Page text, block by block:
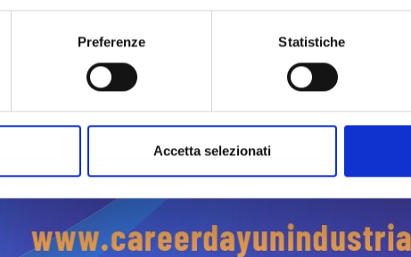
Preferenze Statistiche
Accetta selezionati